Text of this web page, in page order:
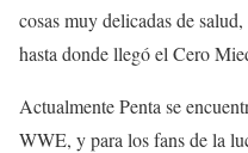
cosas muy delicadas de
hasta donde llegó el Cero
Actualmente Penta se
WWE, y para los fans de la